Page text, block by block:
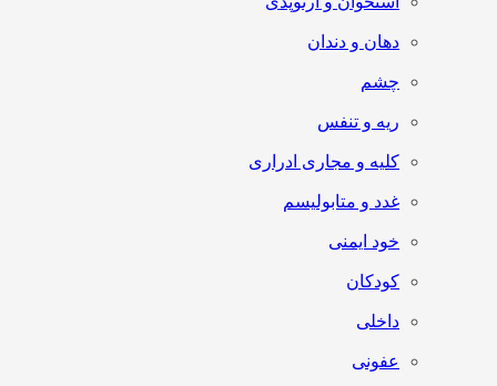
دهان و دندان
چشم
ریه و تنفس
کلیه و مجاری ادراری
غدد و متابولیسم
خود ایمنی
کودکان
داخلی
عفونی